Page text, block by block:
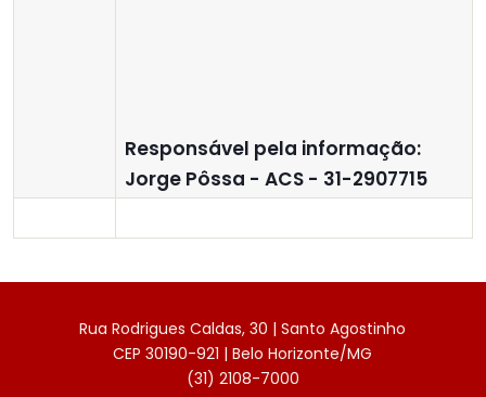
Responsável pela informação:
Jorge Pôssa - ACS - 31-2907715
Rua Rodrigues Caldas, 30 | Santo Agostinho
CEP 30190-921 | Belo Horizonte/MG
(31) 2108-7000